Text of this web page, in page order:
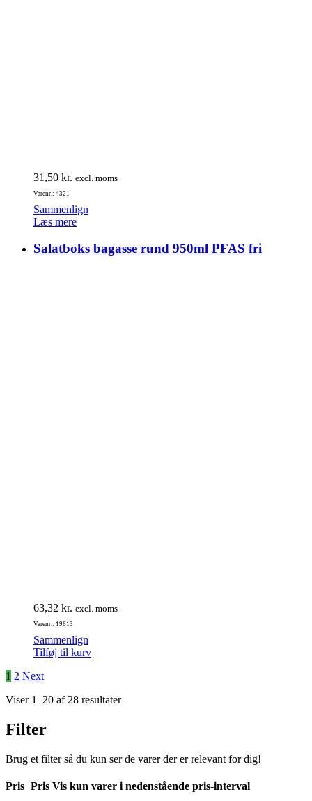
31,50 kr. excl. moms
Varenr.: 4321
Sammenlign
Læs mere
Salatboks bagasse rund 950ml PFAS fri
63,32 kr. excl. moms
Varenr.: 19613
Sammenlign
Tilføj til kurv
1 2 Next
Viser 1–20 af 28 resultater
Filter
Brug et filter så du kun ser de varer der er relevant for dig!
Pris Pris Vis kun varer i nedenstående pris-interval